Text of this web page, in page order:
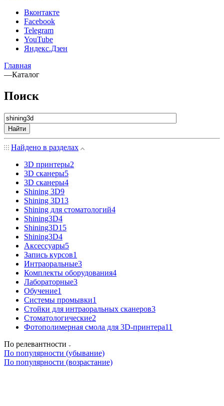
Вконтакте
Facebook
Telegram
YouTube
Яндекс.Дзен
Главная
—Каталог
Поиск
Найти
Найдено в разделах
3D принтеры2
3D сканеры5
3D сканеры4
Shining 3D9
Shining 3D13
Shining для стоматологий4
Shining3D4
Shining3D15
Shining3D4
Аксессуары5
Запись курсов1
Интраоральные3
Комплекты оборудования4
Лабораторные3
Обучение1
Системы промывки1
Стойки для интраоральных сканеров3
Стоматологические2
Фотополимерная смола для 3D-принтера11
По релевантности
По популярности (убывание)
По популярности (возрастание)